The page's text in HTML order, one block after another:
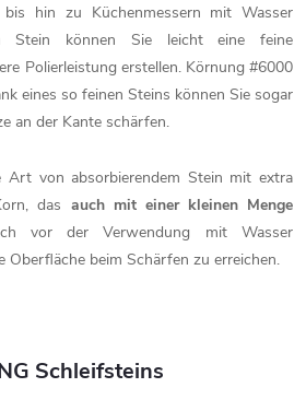
bis hin zu Küchenmessern mit Wasser
Stein können Sie leicht eine feine
Polierleistung erstellen. Körnung #6000
eines so feinen Steins können Sie sogar
an der Kante schärfen.
Art von absorbierendem Stein mit extra
das auch mit einer kleinen Menge
vor der Verwendung mit Wasser
Oberfläche beim Schärfen zu erreichen.
Schleifsteins